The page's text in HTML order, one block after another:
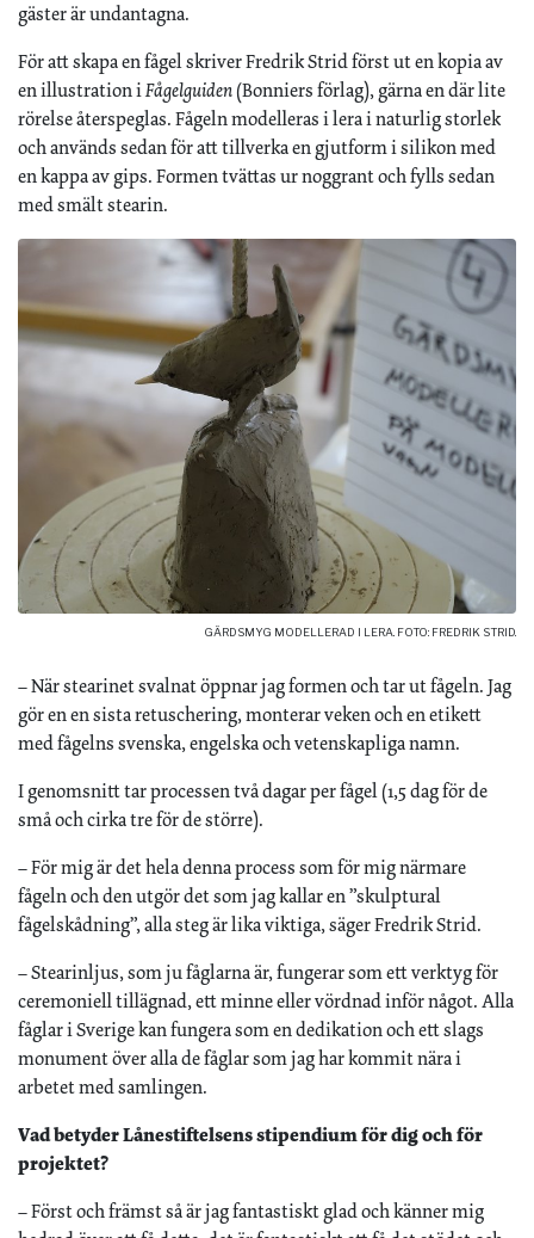
gäster är undantagna.
För att skapa en fågel skriver Fredrik Strid först ut en kopia av
en illustration iFågelguiden(Bonniers förlag), gärna en där lite
rörelse återspeglas. Fågeln modelleras i lera i naturlig storlek
och används sedan för att tillverka en gjutform i silikon med
en kappa av gips. Formen tvättas ur noggrant och fylls sedan
med smält stearin.
GÄRDSMYG MODELLERAD I LERA. FOTO: FREDRIK STRID.
– När stearinet svalnat öppnar jag formen och tar ut fågeln. Jag
gör en en sista retuschering, monterar veken och en etikett
med fågelns svenska, engelska och vetenskapliga namn.
I genomsnitt tar processen två dagar per fågel (1,5 dag för de
små och cirka tre för de större).
– För mig är det hela denna process som för mig närmare
fågeln och den utgör det som jag kallar en ”skulptural
fågelskådning”, alla steg är lika viktiga, säger Fredrik Strid.
– Stearinljus, som ju fåglarna är, fungerar som ett verktyg för
ceremoniell tillägnad, ett minne eller vördnad inför något. Alla
fåglar i Sverige kan fungera som en dedikation och ett slags
monument över alla de fåglar som jag har kommit nära i
arbetet med samlingen.
Vad betyder Lånestiftelsens stipendium för dig och för
projektet?
– Först och främst så är jag fantastiskt glad och känner mig